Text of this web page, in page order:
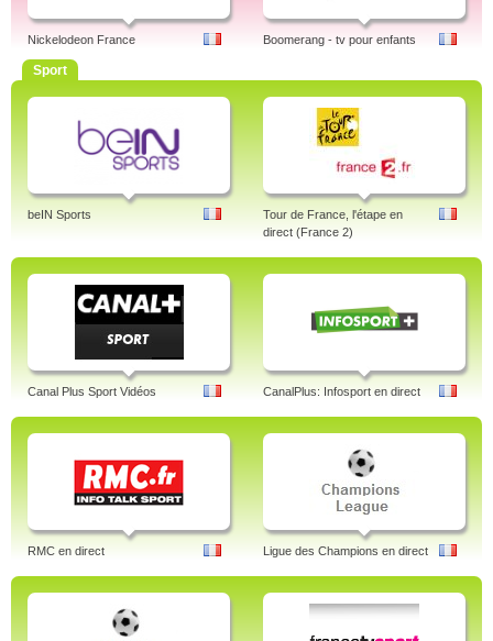
Nickelodeon France Boomerang - tv pour enfants
Sport
beIN Sports
Tour de France, l'étape en
direct (France 2)
Canal Plus Sport Vidéos CanalPlus: Infosport en direct
RMC en direct Ligue des Champions en direct